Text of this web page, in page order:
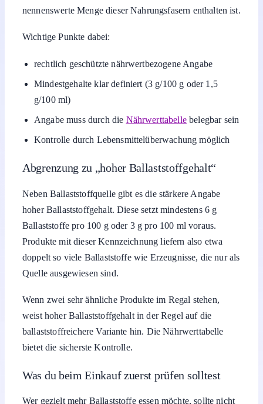
nennenswerte Menge dieser Nahrungsfasern enthalten ist.
Wichtige Punkte dabei:
rechtlich geschützte nährwertbezogene Angabe
Mindestgehalte klar definiert (3 g/100 g oder 1,5
g/100 ml)
Angabe muss durch die Nährwerttabellebelegbar sein
Kontrolle durch Lebensmittelüberwachung möglich
Abgrenzung zu „hoher Ballaststoffgehalt“
Neben Ballaststoffquelle gibt es die stärkere Angabe
hoher Ballaststoffgehalt. Diese setzt mindestens 6 g
Ballaststoffe pro 100 g oder 3 g pro 100 ml voraus.
Produkte mit dieser Kennzeichnung liefern also etwa
doppelt so viele Ballaststoffe wie Erzeugnisse, die nur als
Quelle ausgewiesen sind.
Wenn zwei sehr ähnliche Produkte im Regal stehen,
weist hoher Ballaststoffgehalt in der Regel auf die
ballaststoffreichere Variante hin. Die Nährwerttabelle
bietet die sicherste Kontrolle.
Was du beim Einkauf zuerst prüfen solltest
Wer gezielt mehr Ballaststoffe essen möchte, sollte nicht